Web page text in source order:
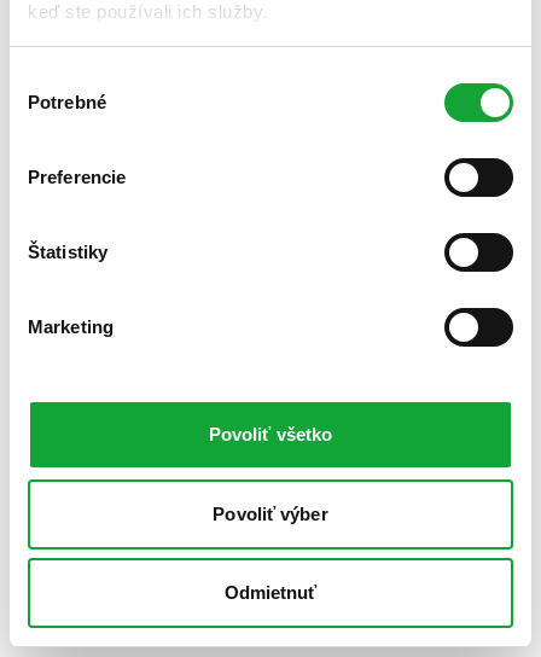
keď ste používali ich služby.
súhlasu
Potrebné
Preferencie
Štatistiky
Marketing
Povoliť všetko
Povoliť výber
Odmietnuť